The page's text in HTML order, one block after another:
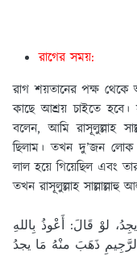
রাগের সময়:
রাগ শয়তানের পক্ষ
কাছে আশ্রয় চাইতে হবে।
বলেন, আমি রাসূলুল্লাহ
ছিলাম। তখন দু’জন লোক
লাল হয়ে গিয়েছিল এবং
তখন রাসূলুল্লাহ সাল্লাল্লাহু
لوْ قَالَ: أَعْوذُ بِاللهِ